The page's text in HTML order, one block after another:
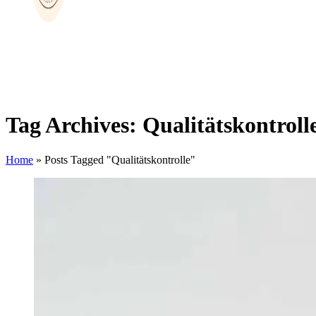
Tag Archives:
Home » Posts Tagged "Qualitätskontrolle"